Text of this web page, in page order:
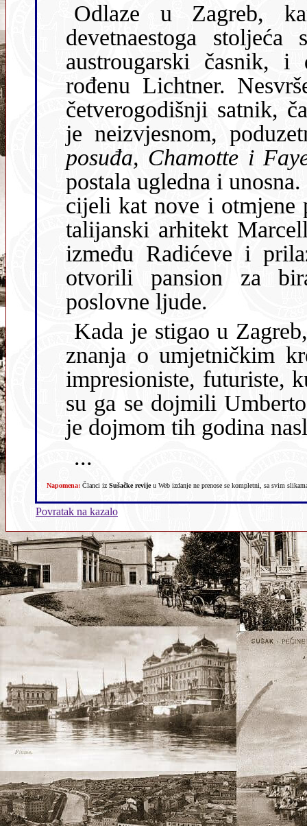
Odlaze u Zagreb, kamo je već
devetnaestoga
austrougarski časnik,
rođenu Lichtner. Nesvršeni je student arhitekture, trideset i
četverogodišnji satnik, časničku karijeru već 1873. zamijenio
posuđa, Chamotte i
postala ugledna i
cijeli kat nove i otmjene
talijanski arhitekt Marcello Piacentini, na Trgu bana Jelačića,
između Radićeve i prilaza tržnici na Dolcu. Tu su odmah
otvorili pansion za birane goste,
poslovne ljude.
Kada je stigao u
znanja o umjetničkim kretanjima. U Opatiji je već upoznao
impresioniste, futuriste, kubiste i moderne umjetnike. Posebno
su ga se dojmili Umberto Boccioni i
je dojmom tih godina
...
Napomena: Članci iz Sušačke revijeu Web izdanje ne prenose se kompletni, sa svim
Povratak na kazalo